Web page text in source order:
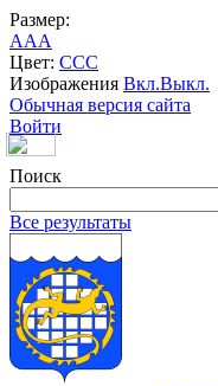
Размер:
AAA
Цвет: CCC
Изображения Вкл.Выкл.
Обычная версия сайта
Войти
Поиск
Все результаты